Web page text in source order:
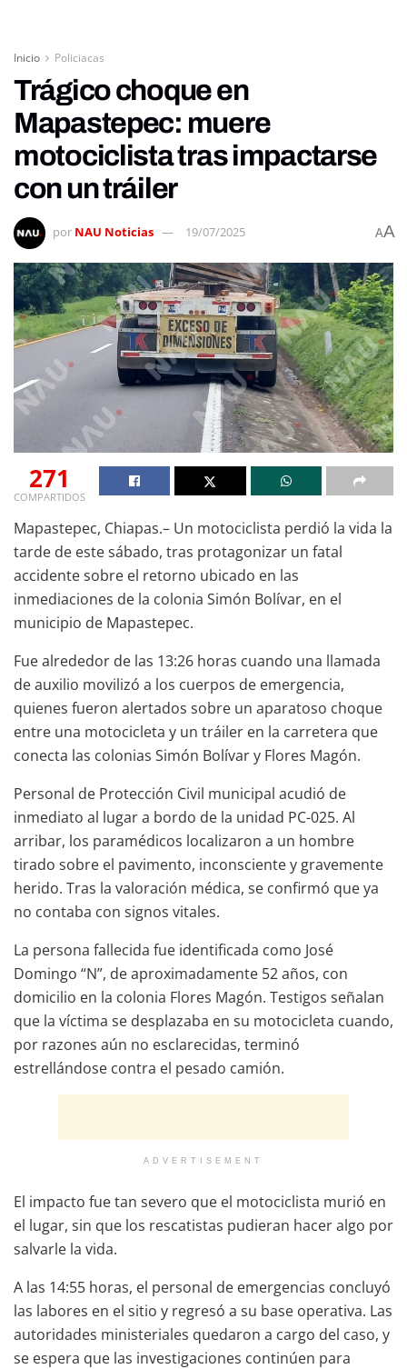
Inicio Policiacas
Trágico choque en
Mapastepec: muere
motociclista tras impactarse
con un tráiler
por NAU Noticias 19/07/2025 AA
271
COMPARTIDOS
Mapastepec, Chiapas.– Un motociclista perdió la vida la
tarde de este sábado, tras protagonizar un fatal
accidente sobre el retorno ubicado en las
inmediaciones de la colonia Simón Bolívar, en el
municipio de Mapastepec.
Fue alrededor de las 13:26 horas cuando una llamada
de auxilio movilizó a los cuerpos de emergencia,
quienes fueron alertados sobre un aparatoso choque
entre una motocicleta y un tráiler en la carretera que
conecta las colonias Simón Bolívar y Flores Magón.
Personal de Protección Civil municipal acudió de
inmediato al lugar a bordo de la unidad PC-025. Al
arribar, los paramédicos localizaron a un hombre
tirado sobre el pavimento, inconsciente y gravemente
herido. Tras la valoración médica, se confirmó que ya
no contaba con signos vitales.
La persona fallecida fue identificada como José
Domingo “N”, de aproximadamente 52 años, con
domicilio en la colonia Flores Magón. Testigos señalan
que la víctima se desplazaba en su motocicleta cuando,
por razones aún no esclarecidas, terminó
estrellándose contra el pesado camión.
ADVERTISEMENT
El impacto fue tan severo que el motociclista murió en
el lugar, sin que los rescatistas pudieran hacer algo por
salvarle la vida.
A las 14:55 horas, el personal de emergencias concluyó
las labores en el sitio y regresó a su base operativa. Las
autoridades ministeriales quedaron a cargo del caso, y
se espera que las investigaciones continúen para